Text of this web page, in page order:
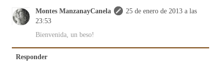
Montes ManzanayCanela
25 de enero de 2013 a las
23:53
Bienvenida, un beso!
Responder